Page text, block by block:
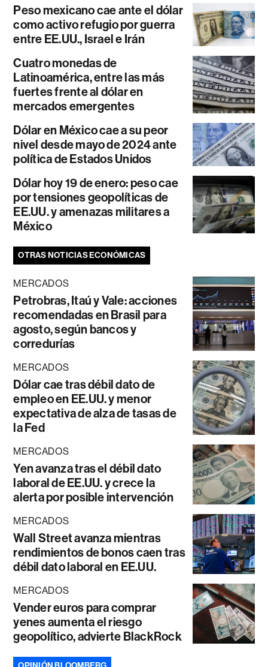
Peso mexicano cae ante el dólar
como activo refugio por guerra
entre EE.UU., Israel e Irán
Cuatro monedas de
Latinoamérica, entre las más
fuertes frente al dólar en
mercados emergentes
Dólar en México cae a su peor
nivel desde mayo de 2024 ante
política de Estados Unidos
Dólar hoy 19 de enero: peso cae
por tensiones geopolíticas de
EE.UU. y amenazas militares a
México
OTRAS NOTICIAS ECONÓMICAS
MERCADOS
Petrobras, Itaú y Vale: acciones
recomendadas en Brasil para
agosto, según bancos y
corredurías
MERCADOS
Dólar cae tras débil dato de
empleo en EE.UU. y menor
expectativa de alza de tasas de
la Fed
MERCADOS
Yen avanza tras el débil dato
laboral de EE.UU. y crece la
alerta por posible intervención
MERCADOS
Wall Street avanza mientras
rendimientos de bonos caen tras
débil dato laboral en EE.UU.
MERCADOS
Vender euros para comprar
yenes aumenta el riesgo
geopolítico, advierte BlackRock